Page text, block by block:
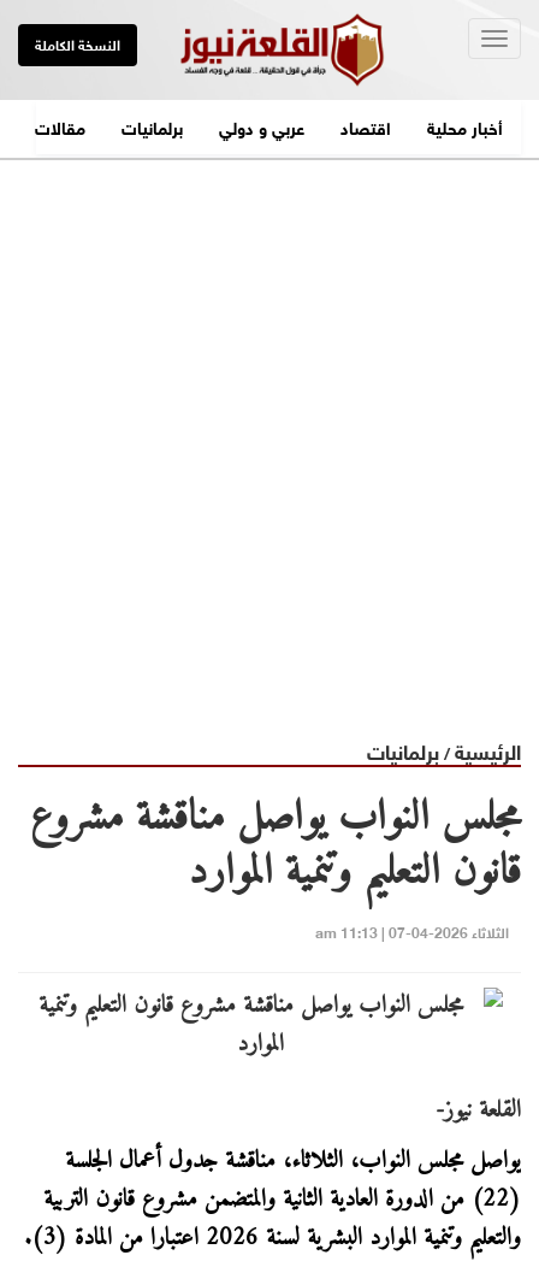
النسخة الكاملة
أخبار محلية اقتصاد عربي و دولي برلمانيات مقالات
الرئيسية/برلمانيات
مجلس النواب يواصل مناقشة مشروع
قانون التعليم وتنمية الموارد
الثلاثاء 2026-04-07 | 11:13 am
القلعة نيوز-
يواصل مجلس النواب، الثلاثاء، مناقشة جدول أعمال الجلسة
(22) من الدورة العادية الثانية والمتضمن مشروع قانون التربية
والتعليم وتنمية الموارد البشرية لسنة 2026 اعتبارا من المادة (3).